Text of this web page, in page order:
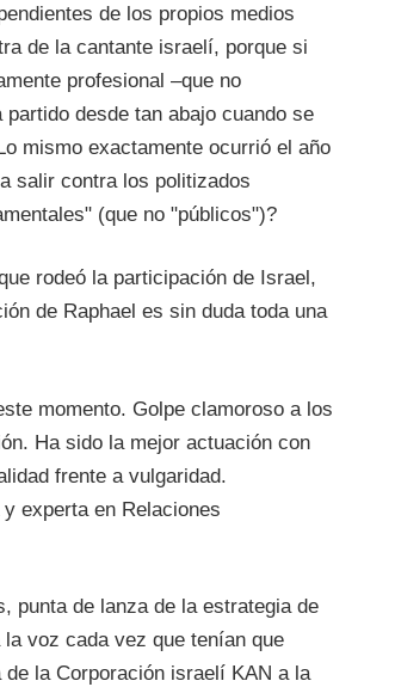
de los propios medios
de la cantante israelí, porque si
profesional –que no
desde tan abajo cuando se
mismo exactamente ocurrió el año
salir contra los politizados
(que no "públicos")?
rodeó la participación de Israel,
de Raphael es sin duda toda una
momento. Golpe clamoroso a los
Ha sido la mejor actuación con
frente a vulgaridad.
experta en Relaciones
punta de lanza de la estrategia de
voz cada vez que tenían que
la Corporación israelí KAN a la